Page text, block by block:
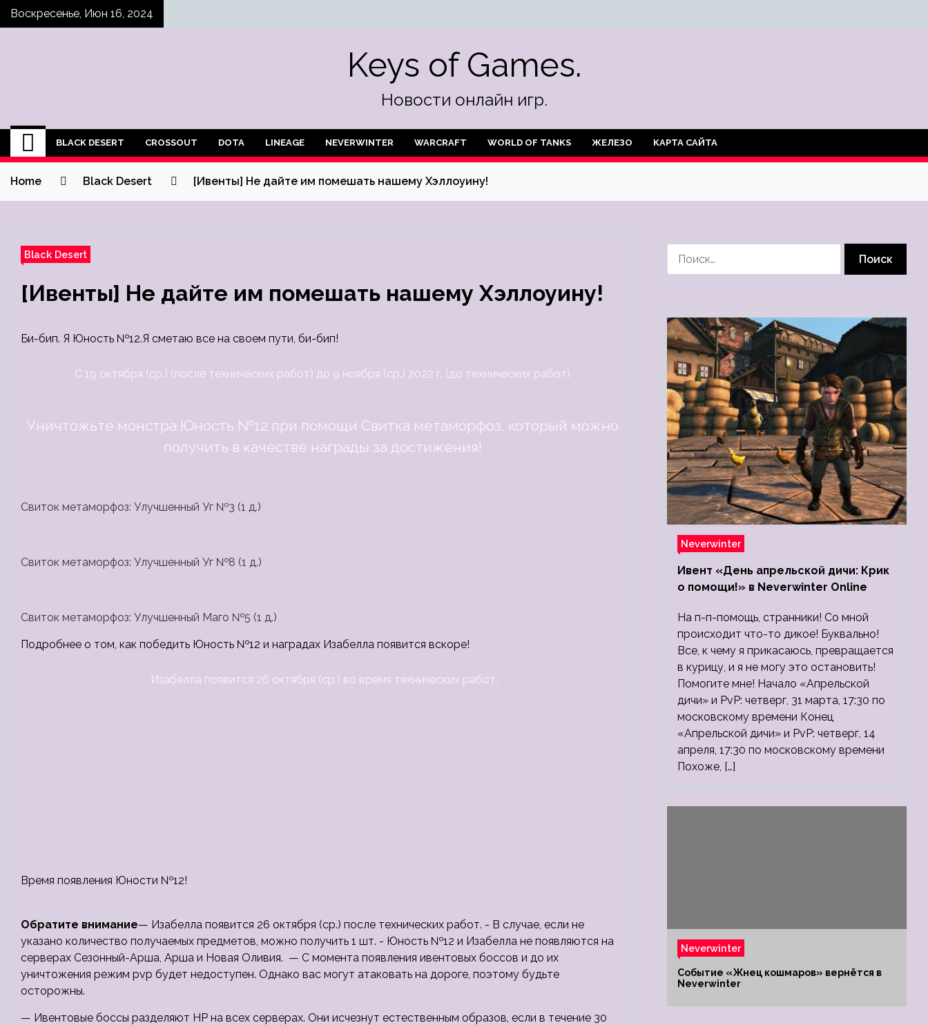
SkipВоскресенье, Июн 16, 2024
Keys of Games.
Новости онлайн игр.
BLACK DESERT CROSSOUT DOTA LINEAGE NEVERWINTER WARCRAFT WORLD OF TANKS ЖЕЛЕЗО КАРТА САЙТА
Home Black Desert [Ивенты] Не дайте им помешать нашему Хэллоуину!
Black Desert
[Ивенты] Не дайте им помешать нашему Хэллоуину!
Би-бип. Я Юность №12.Я сметаю все на своем пути, би-бип!
С 19 октября (ср.) (после технических работ) до 9 ноября (ср.) 2022 г. (до технических работ)
Уничтожьте монстра Юность №12 при помощи Свитка метаморфоз, который можно
получить в качестве награды за достижения!
Свиток метаморфоз: Улучшенный Уг №3 (1 д.)
Свиток метаморфоз: Улучшенный Уг №8 (1 д.)
Свиток метаморфоз: Улучшенный Маго №5 (1 д.)
Подробнее о том, как победить Юность №12 и наградах Изабелла появится вскоре!
Изабелла появится 26 октября (ср.) во время технических работ.
Время появления Юности №12!
Обратите внимание— Изабелла появится 26 октября (ср.) после технических работ. - В случае, если не
указано количество получаемых предметов, можно получить 1 шт. - Юность №12 и Изабелла не появляются на
серверах Сезонный-Арша, Арша и Новая Оливия. — С момента появления ивентовых боссов и до их
уничтожения режим pvp будет недоступен. Однако вас могут атаковать на дороге, поэтому будьте
осторожны.
— Ивентовые боссы разделяют HP на всех серверах. Они исчезнут естественным образов, если в течение 30
Neverwinter
Ивент «День апрельской дичи: Крик
о помощи!» в Neverwinter Online
На п-п-помощь, странники! Со мной
происходит что-то дикое! Буквально!
Все, к чему я прикасаюсь, превращается
в курицу, и я не могу это остановить!
Помогите мне! Начало «Апрельской
дичи» и PvP: четверг, 31 марта, 17:30 по
московскому времени Конец
«Апрельской дичи» и PvP: четверг, 14
апреля, 17:30 по московскому времени
Похоже, […]
Neverwinter
Событие «Жнец кошмаров» вернётся в
Neverwinter